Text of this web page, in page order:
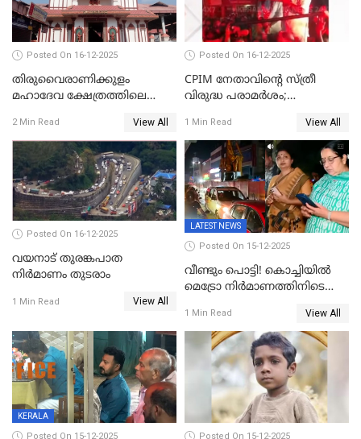
Posted On 16-12-2025
തിരുവൈരാണിക്കുളം
മഹാദേവ ക്ഷേത്രത്തിലെ
ജനുവരി 2 ന് തുടക്കമാകും
2 Min Read View All
Posted On 16-12-2025
CPIM നേതാവിൻ്റെ സ്ത്രീ
വിരുദ്ധ പരാമർശം;
1 Min Read View All
Posted On 16-12-2025
വയനാട് തുരങ്കപാത
നിർമാണം തുടരാം
1 Min Read View All
LATEST NEWS
Posted On 15-12-2025
വീണ്ടും പൊട്ടി! കൊച്ചിയിൽ
മെട്രോ നിർമാണത്തിനിടെ
റോഡിൽ ഗതാഗത കുരുക്ക്,
കലൂർ സ്റ്റേഡിയം റോഡ്
ഉപരോധിച്ച് കോൺഗ്രസ്
1 Min Read View All
KERALA
Posted On 15-12-2025 Posted On 15-12-2025